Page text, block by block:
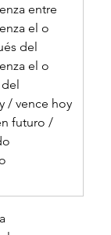
entre
el o
del
el o
/ vence hoy
futuro /